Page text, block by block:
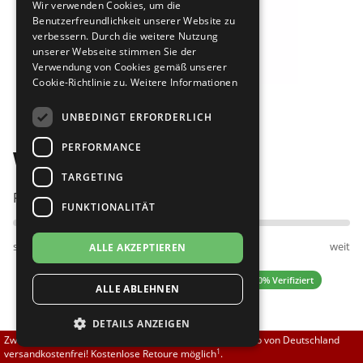
Brautschuhe
Sneaker
Übergrößen 43-44
Flexerinas
Merlet
Nueva Epoca
RayRose
Rummos
Rumpf
SoDanca
TopTanz
Bilder
Werner Kern 28016
Passt am besten bei Fußweite:
schmal normal weit
0.00 (0 Bewertungen) ✓ 100% Verifiziert
144,00 EUR 129,60 EUR
Zwischen 70,00 EUR und 800,00 EUR liefern wir innerhalb von Deutschland
versandkostenfrei! Kostenlose Retoure möglich1.
Wir verwenden Cookies, um die
Benutzerfreundlichkeit unserer Website zu
verbessern. Durch die weitere Nutzung
unserer Webseite stimmen Sie der
Verwendung von Cookies gemäß unserer
Cookie-Richtlinie zu. Weitere Informationen
UNBEDINGT ERFORDERLICH
PERFORMANCE
TARGETING
FUNKTIONALITÄT
ALLE AKZEPTIEREN
ALLE ABLEHNEN
DETAILS ANZEIGEN